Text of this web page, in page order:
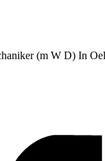
(m W D) In